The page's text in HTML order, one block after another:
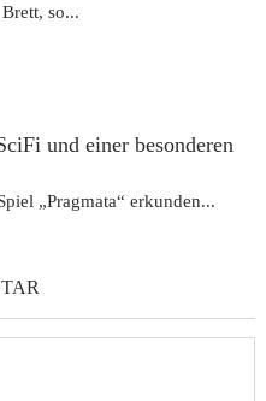
so...
und einer besonderen
„Pragmata“ erkunden...